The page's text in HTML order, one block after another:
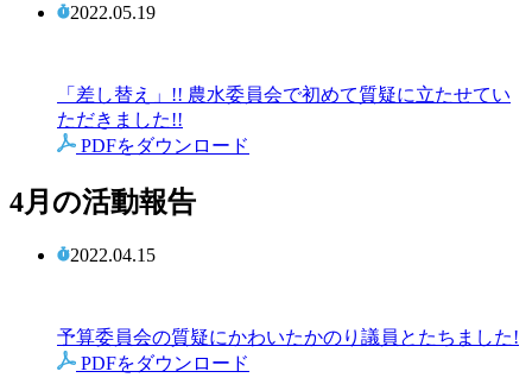
2022.05.19
「差し替え」!! 農水委員会で初めて質疑に立たせてい
ただきました!!
PDFをダウンロード
4月の活動報告
2022.04.15
予算委員会の質疑にかわいたかのり議員とたちました!
PDFをダウンロード